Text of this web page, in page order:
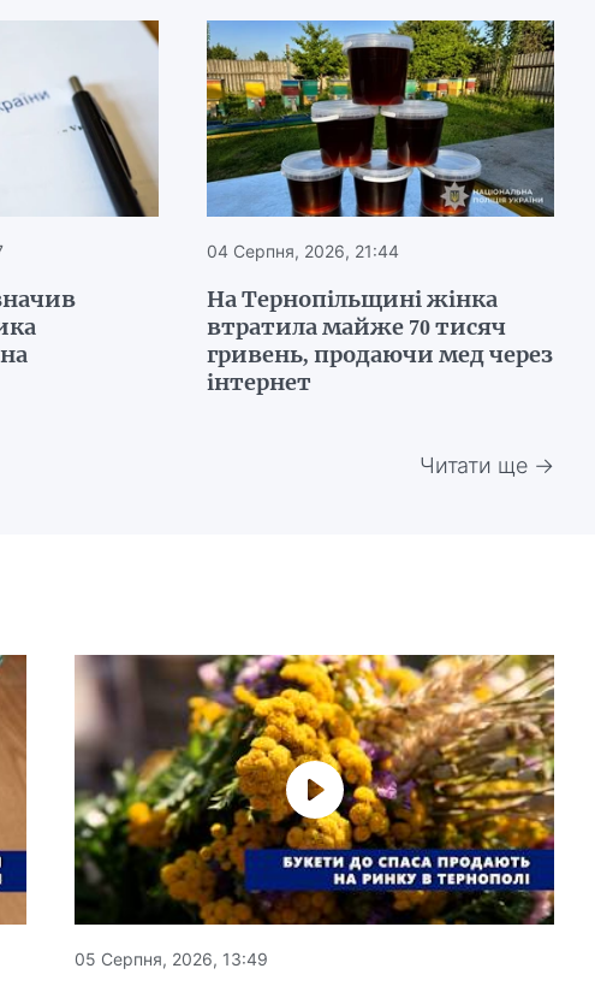
04 Серпня, 2026, 21:44
На Тернопільщині жінка
втратила майже 70 тисяч
гривень, продаючи мед через
інтернет
Читати ще →
05 Серпня, 2026, 13:49